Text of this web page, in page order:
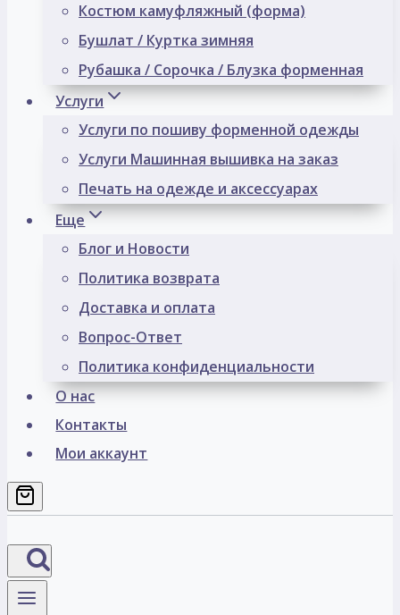
Костюм камуфляжный (форма)
Бушлат / Куртка зимняя
Рубашка / Сорочка / Блузка форменная
Услуги
Услуги по пошиву форменной одежды
Услуги Машинная вышивка на заказ
Печать на одежде и аксессуарах
Еще
Блог и Новости
Политика возврата
Доставка и оплата
Вопрос-Ответ
Политика конфиденциальности
О нас
Контакты
Мои аккаунт